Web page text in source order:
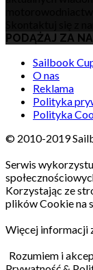
PODĄŻAJ ZA
Sailbook
O nas
Reklama
Polityka
Polityka
© 2010-2019
Serwis
Korzystając ze
plików Cookie na
Więcej informacji
Rozumiem i